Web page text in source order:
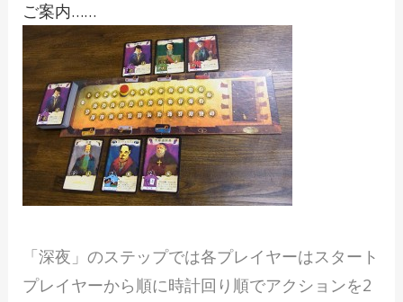
ご案内……
「深夜」のステップでは各プレイヤーはスタート
プレイヤーから順に時計回り順でアクションを2